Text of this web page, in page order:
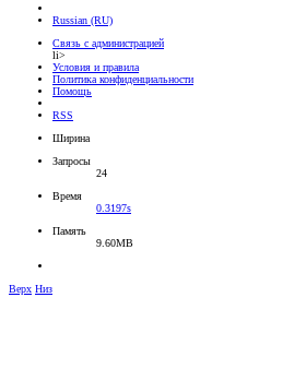
Russian (RU)
Связь с администрацией
li>
Условия и правила
Политика конфиденциальности
Помощь
RSS
Ширина
Запросы
24
Время
0.3197s
Память
9.60MB
Верх Низ